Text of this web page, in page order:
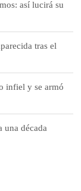
así lucirá su
tras el
infiel y se armó
una década